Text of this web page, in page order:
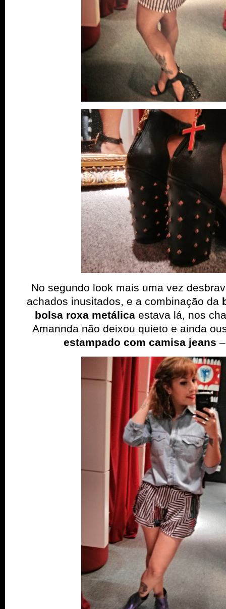
No segundo look mais uma vez
achados inusitados, e a combinação da
bolsa roxa metálica estava lá, nos
Amannda não deixou quieto e ainda
estampado com camisa jeans